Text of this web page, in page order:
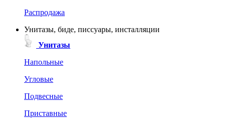
Распродажа
Унитазы, биде, писсуары, инсталляции
Унитазы
Напольные
Угловые
Подвесные
Приставные